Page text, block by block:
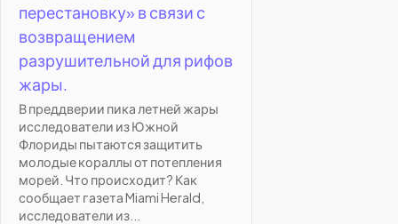
перестановку» в связи с
возвращением
разрушительной для рифов
жары.
В преддверии пика летней жары
исследователи из Южной
Флориды пытаются защитить
молодые кораллы от потепления
морей. Что происходит? Как
сообщает газета Miami Herald,
исследователи из...